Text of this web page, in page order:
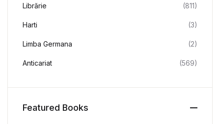
Librărie (811)
Harti (3)
Limba Germana (2)
Anticariat (569)
Featured Books